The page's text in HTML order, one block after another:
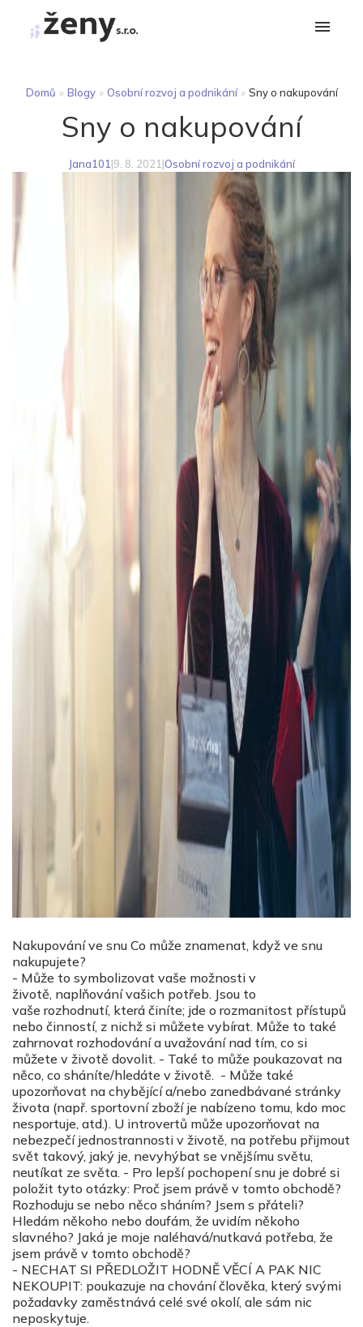
Domů » Blogy » Osobní rozvoj a podnikání » Sny o nakupování
Sny o nakupování
Jana101 |9. 8. 2021 |Osobní rozvoj a podnikání
Nakupování ve snu Co může znamenat, když ve snu
nakupujete?
- Může to symbolizovat vaše možnosti v
životě, naplňování vašich potřeb. Jsou to
vaše rozhodnutí, která činíte; jde o rozmanitost přístupů
nebo činností, z nichž si můžete vybírat. Může to také
zahrnovat rozhodování a uvažování nad tím, co si
můžete v životě dovolit. - Také to může poukazovat na
něco, co sháníte/hledáte v životě. - Může také
upozorňovat na chybějící a/nebo zanedbávané stránky
života (např. sportovní zboží je nabízeno tomu, kdo moc
nesportuje, atd.). U introvertů může upozorňovat na
nebezpečí jednostrannosti v životě, na potřebu přijmout
svět takový, jaký je, nevyhýbat se vnějšímu světu,
neutíkat ze světa. - Pro lepší pochopení snu je dobré si
položit tyto otázky: Proč jsem právě v tomto obchodě?
Rozhoduju se nebo něco sháním? Jsem s přáteli?
Hledám někoho nebo doufám, že uvidím někoho
slavného? Jaká je moje naléhavá/nutkavá potřeba, že
jsem právě v tomto obchodě?
- NECHAT SI PŘEDLOŽIT HODNĚ VĚCÍ A PAK NIC
NEKOUPIT: poukazuje na chování člověka, který svými
požadavky zaměstnává celé své okolí, ale sám nic
neposkytuje.